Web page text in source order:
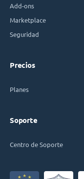
Add-ons
Marketplace
Seguridad
Precios
Planes
Soporte
Centro de Soporte